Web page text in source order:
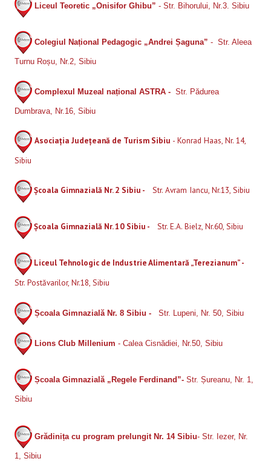
Liceul Teoretic „Onisifor Ghibu” - Str. Bihorului, Nr.3. Sibiu
Colegiul Național Pedagogic „Andrei Șaguna” - Str. Aleea
Turnu Roșu, Nr.2, Sibiu
Complexul Muzeal național ASTRA - Str. Pădurea
Dumbrava, Nr.16, Sibiu
Asociația Județeană de Turism Sibiu - Konrad Haas, Nr. 14,
Sibiu
Școala Gimnazială Nr. 2 Sibiu - Str. Avram Iancu, Nr.13, Sibiu
Școala Gimnazială Nr. 10 Sibiu - Str. E.A. Bielz, Nr.60, Sibiu
Liceul Tehnologic de Industrie Alimentară „Terezianum” -
Str. Postăvarilor, Nr.18, Sibiu
Școala Gimnazială Nr. 8 Sibiu - Str. Lupeni, Nr. 50, Sibiu
Lions Club Millenium - Calea Cisnădiei, Nr.50, Sibiu
Școala Gimnazială „Regele Ferdinand”- Str. Șureanu, Nr. 1,
Sibiu
Grădinița cu program prelungit Nr. 14 Sibiu- Str. Iezer, Nr.
1, Sibiu